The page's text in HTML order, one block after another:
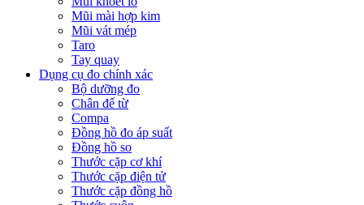
Mũi mài hợp kim
Mũi vát mép
Taro
Tay quay
Dụng cụ đo chính xác
Bộ dưỡng đo
Chân đế từ
Compa
Đồng hồ đo áp suất
Đồng hồ so
Thước cặp cơ khí
Thước cặp điện tử
Thước cặp đồng hồ